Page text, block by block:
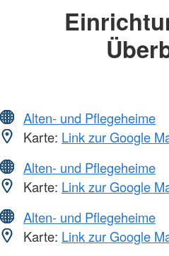
Alten- und Pflegeheime
Karte: Link zur Google
Alten- und Pflegeheime
Karte: Link zur Google
Alten- und Pflegeheime
Karte: Link zur Google